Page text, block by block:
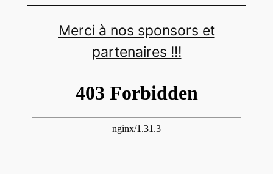
Merci à nos sponsors et
partenaires !!!